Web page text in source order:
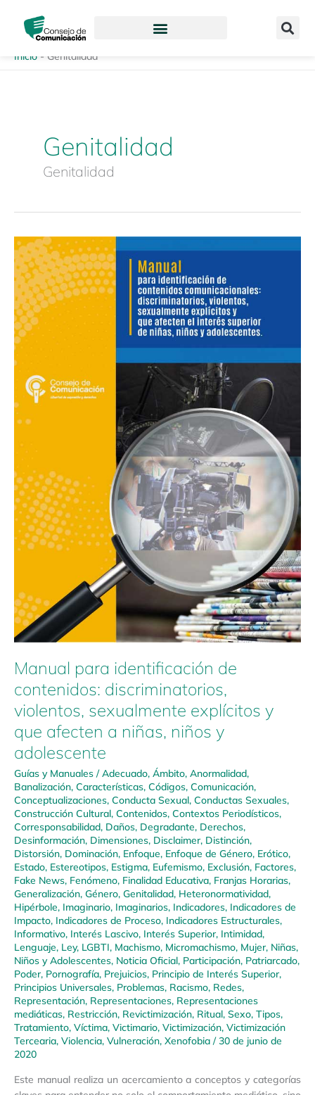
contenido
Inicio - Genitalidad
Genitalidad
Genitalidad
Manual para identificación de
contenidos: discriminatorios,
violentos, sexualmente explícitos y
que afecten a niñas, niños y
adolescente
Guías y Manuales /Adecuado, Ámbito, Anormalidad,
Banalización, Características, Códigos, Comunicación,
Conceptualizaciones, Conducta Sexual, Conductas Sexuales,
Construcción Cultural, Contenidos, Contextos Periodísticos,
Corresponsabilidad, Daños, Degradante, Derechos,
Desinformación, Dimensiones, Disclaimer, Distinción,
Distorsión, Dominación, Enfoque, Enfoque de Género, Erótico,
Estado, Estereotipos, Estigma, Eufemismo, Exclusión, Factores,
Fake News, Fenómeno, Finalidad Educativa, Franjas Horarias,
Generalización, Género, Genitalidad, Heteronormatividad,
Hipérbole, Imaginario, Imaginarios, Indicadores, Indicadores de
Impacto, Indicadores de Proceso, Indicadores Estructurales,
Informativo, Interés Lascivo, Interés Superior, Intimidad,
Lenguaje, Ley, LGBTI, Machismo, Micromachismo, Mujer, Niñas,
Niños y Adolescentes, Noticia Oficial, Participación, Patriarcado,
Poder, Pornografía, Prejuicios, Principio de Interés Superior,
Principios Universales, Problemas, Racismo, Redes,
Representación, Representaciones, Representaciones
mediáticas, Restricción, Revictimización, Ritual, Sexo, Tipos,
Tratamiento, Víctima, Victimario, Victimización, Victimización
Tercearia, Violencia, Vulneración, Xenofobia /30 de junio de
2020
Este manual realiza un acercamiento a conceptos y categorías
Manual
para
identificación
de
contenidos:
discriminatorios,
violentos,
sexualmente
explícitos
que
afecten
niñas,
niños
y
adolescente